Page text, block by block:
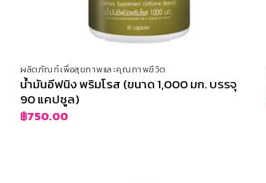
ผลิตภัณฑ์เพื่อสุขภาพและคุณภาพชีวิต
น้ำมันอีฟนิง พริมโรส (ขนาด 1,000 มก. บรรจุ
90 แคปซูล)
฿750.00